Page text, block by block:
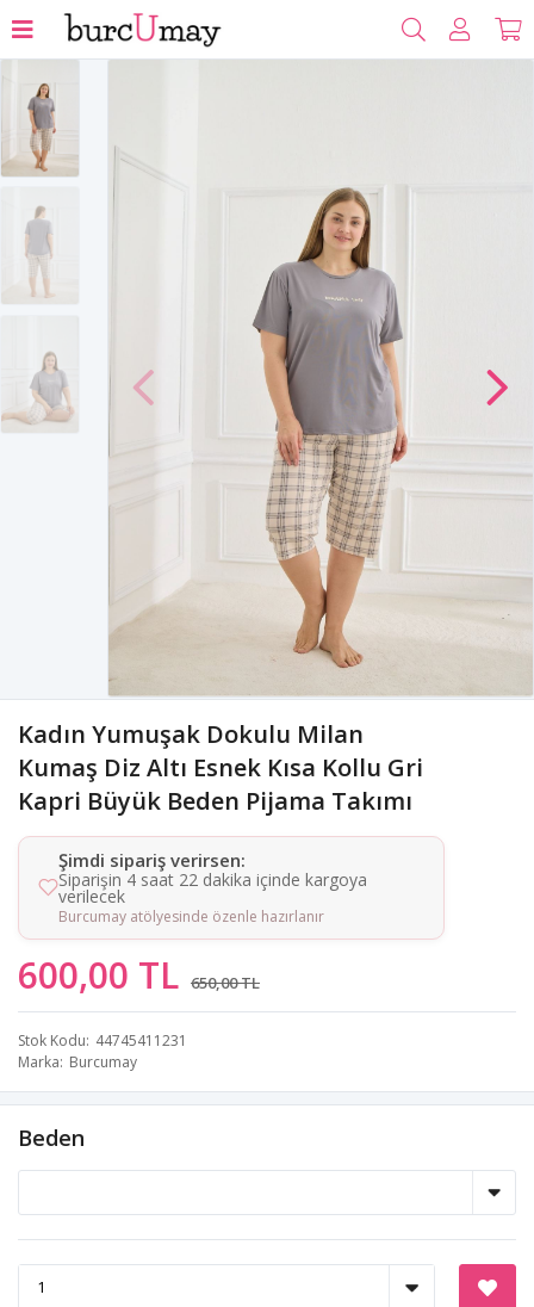
Kadın Yumuşak Dokulu Milan
Kumaş Diz Altı Esnek Kısa Kollu Gri
Kapri Büyük Beden Pijama Takımı
Şimdi sipariş verirsen:
Siparişin 4 saat 22 dakika içinde kargoya
verilecek
Burcumay atölyesinde özenle hazırlanır
600,00 TL 650,00 TL
Stok Kodu 44745411231
Marka Burcumay
Beden